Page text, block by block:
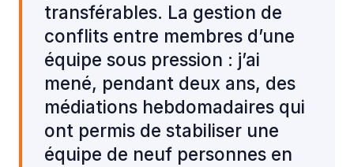
transférables. La gestion de
conflits entre membres d’une
équipe sous pression : j’ai
mené, pendant deux ans, des
médiations hebdomadaires qui
ont permis de stabiliser une
équipe de neuf personnes en